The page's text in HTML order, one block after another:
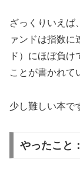
ざっくりいえば
ァンドは指数に
ド）にほぼ負
ことが書かれて
少し難しい本で
やったこと